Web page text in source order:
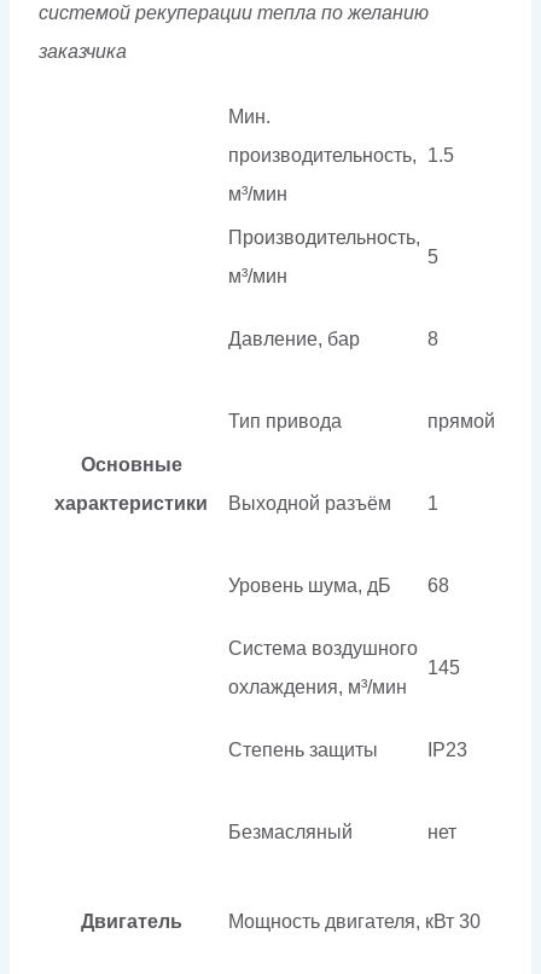
системой рекуперации тепла по желанию
заказчика
Основные
характеристики
Мин.
производительность,
м³/мин
1.5
Производительность,
м³/мин
5
Давление, бар 8
Тип привода прямой
Выходной разъём 1
Уровень шума, дБ 68
Система воздушного
охлаждения, м³/мин
145
Степень защиты IP23
Безмасляный нет
Двигатель Мощность двигателя, кВт 30